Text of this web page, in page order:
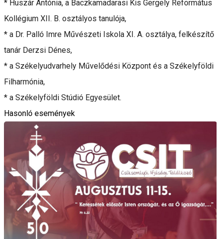
* Huszár Antónia, a Baczkamadarasi Kis Gergely Református
Kollégium XII. B. osztályos tanulója,
* a Dr. Palló Imre Művészeti Iskola XI. A. osztálya, felkészítő
tanár Derzsi Dénes,
* a Székelyudvarhely Művelődési Központ és a Székelyföldi
Filharmónia,
* a Székelyföldi Stúdió Egyesület.
Hasonló események